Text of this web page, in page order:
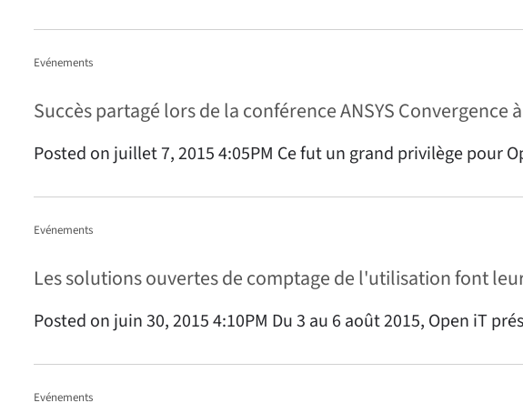
Evénements
Succès partagé lors de la conférence ANSYS Convergence
Posted on juillet 7, 2015 4:05PM Ce fut un grand privilège pour
Evénements
Les solutions ouvertes de comptage de l'utilisation font
Posted on juin 30, 2015 4:10PM Du 3 au 6 août 2015, Open iT
Evénements